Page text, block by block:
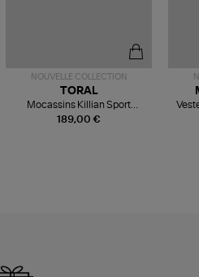
NOUVELLE COLLECTION
189,00 €
TORAL
Mocassins Killian Sport
Mousse